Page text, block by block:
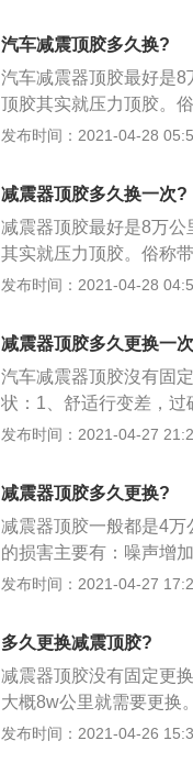
出“吱吱”声。顶胶老化
汽车减震顶胶多久换?
汽车减震器顶胶最好是8
顶胶其实就压力顶胶。
起到个缓冲的作用；2、
轮胎，轮胎与地面产生
发布时间：2021-04-28
减震器顶胶多久换一次?
减震器顶胶最好是8万
其实就压力顶胶。俗称
个缓冲的作用；2、在你
轮胎与地面产生的胎噪
发布时间：2021-04-28
减震器顶胶多久更换一
汽车减震器顶胶沒有固
状：1、舒适行变差，过
问题；2、胎嘲变大，严
的声音。严重的方向盘
发布时间：2021-04-27
减震器顶胶多久更换?
减震器顶胶一般都是4
的损害主要有：噪声增
察觉）、引起吃胎；2、
这个容易发现；3、顶
升机上检查；4、检查
提，如果能提得动让轮
发布时间：2021-04-27
多久更换减震顶胶?
减震器顶胶没有固定更
大概8w公里就需要更换
缓冲、减震的作用；2、
发布时间：2021-04-26